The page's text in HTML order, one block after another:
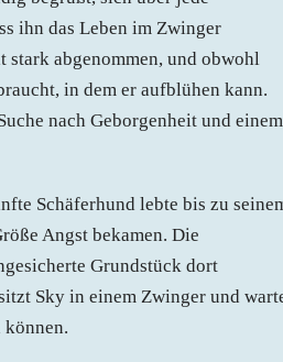
ihn das Leben im Zwinger
abgenommen, und obwohl
in dem er aufblühen kann.
nach Geborgenheit und einem
Schäferhund lebte bis zu
Angst bekamen. Die
Grundstück dort
Sky in einem Zwinger und